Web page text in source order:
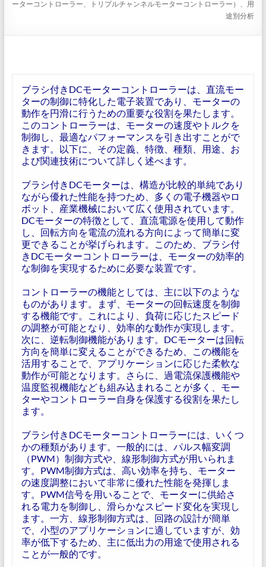
ーターコントローラー、トリプルチャンネルモーターコントローラー）、用
途別分析
ブラシ付きDCモーターコントローラーは、直流モー
ターの制御に特化した電子装置であり、モーターの
動作を円滑に行うための重要な役割を果たします。
このコントローラーは、モーターの速度やトルクを
制御し、最適なパフォーマンスを引き出すことがで
きます。以下に、その定義、特徴、種類、用途、お
よび関連技術について詳しく述べます。
ブラシ付きDCモーターは、構造が比較的単純であり
ながら優れた性能を持つため、多くの電子機器やロ
ボット、産業機械において広く使用されています。
DCモーターの特徴として、直流電源を使用して動作
し、回転方向を電流の流れる方向によって簡単に変
更できることが挙げられます。このため、ブラシ付
きDCモーターコントローラーは、モーターの効率的
な制御を実現するために必要な装置です。
コントローラーの機能としては、主に以下のような
ものがあります。まず、モーターの回転速度を制御
する機能です。これにより、負荷に応じたスピード
の調整が可能となり、効率的な動作が実現します。
次に、逆転制御機能があります。DCモーターは回転
方向を簡単に変えることができるため、この機能を
活用することで、アプリケーションに応じた柔軟な
動作が可能となります。さらに、過電流保護機能や
温度監視機能なども組み込まれることが多く、モー
ターやコントローラー自身を保護する役割を果たし
ます。
ブラシ付きDCモーターコントローラーには、いくつ
かの種類があります。一般的には、パルス幅変調
（PWM）制御方式や、線形制御方式が用いられま
す。PWM制御方式は、高い効率を持ち、モーター
の速度調整において非常に優れた性能を発揮しま
す。PWM信号を用いることで、モーターに供給さ
れる電力を制御し、滑らかなスピード変化を実現し
ます。一方、線形制御方式は、回路の設計が簡単
で、小型のアプリケーションに適していますが、効
率が低下するため、主に低出力の用途で使用される
ことが一般的です。